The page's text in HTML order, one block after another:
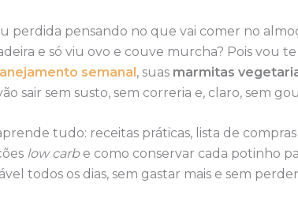
perdida pensando no que vai comer no
e só viu ovo e couve murcha? Pois vou
semanal, suas marmitas
sair sem susto, sem correria e, claro, sem
tudo: receitas práticas, lista de compras
low carbe como conservar cada potinho
todos os dias, sem gastar mais e sem